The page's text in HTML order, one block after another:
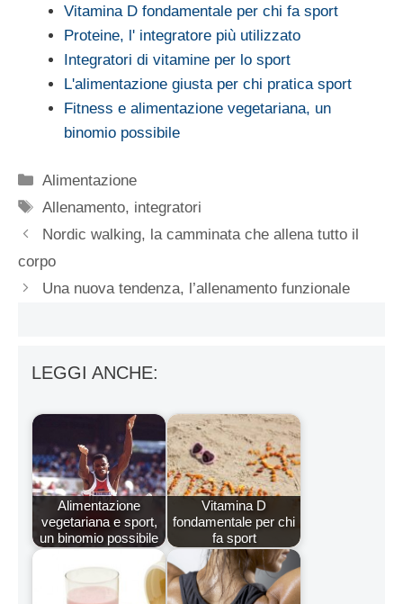
Vitamina D fondamentale per chi fa sport
Proteine, l' integratore più utilizzato
Integratori di vitamine per lo sport
L'alimentazione giusta per chi pratica sport
Fitness e alimentazione vegetariana, un
binomio possibile
Categorie
Alimentazione
Tag
Allenamento, integratori
Nordic walking, la camminata che allena tutto il
corpo
Una nuova tendenza, l’allenamento funzionale
LEGGI ANCHE:
Alimentazione
vegetariana e sport,
un binomio possibile
Vitamina D
fondamentale per chi
fa sport